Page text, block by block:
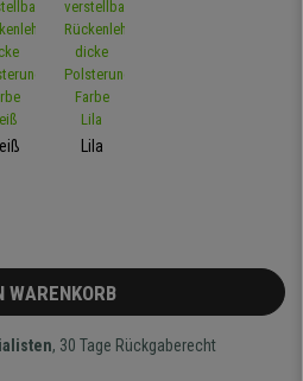
Lila
WARENKORB
, 30 Tage Rückgaberecht